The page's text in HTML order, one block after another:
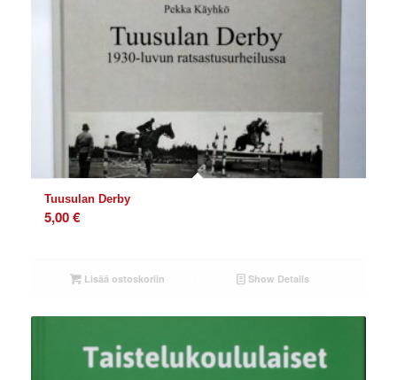
Tuusulan Derby
5,00€
Lisää ostoskoriin Show Details